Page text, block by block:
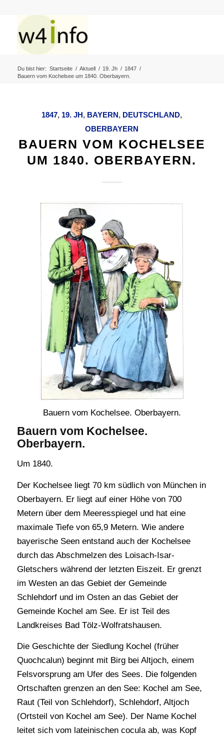
Du bist hier: Startseite / Aktuell / 19. Jh / 1847 /
Bauern vom Kochelsee um 1840. Oberbayern.
1847, 19. JH, BAYERN, DEUTSCHLAND,
OBERBAYERN
BAUERN VOM KOCHELSEE
UM 1840. OBERBAYERN.
Bauern vom Kochelsee. Oberbayern.
Bauern vom Kochelsee.
Oberbayern.
Um 1840.
Der Kochelsee liegt 70 km südlich von München in
Oberbayern. Er liegt auf einer Höhe von 700
Metern über dem Meeresspiegel und hat eine
maximale Tiefe von 65,9 Metern. Wie andere
bayerische Seen entstand auch der Kochelsee
durch das Abschmelzen des Loisach-Isar-
Gletschers während der letzten Eiszeit. Er grenzt
im Westen an das Gebiet der Gemeinde
Schlehdorf und im Osten an das Gebiet der
Gemeinde Kochel am See. Er ist Teil des
Landkreises Bad Tölz-Wolfratshausen.
Die Geschichte der Siedlung Kochel (früher
Quochcalun) beginnt mit Birg bei Altjoch, einem
Felsvorsprung am Ufer des Sees. Die folgenden
Ortschaften grenzen an den See: Kochel am See,
Raut (Teil von Schlehdorf), Schlehdorf, Altjoch
(Ortsteil von Kochel am See). Der Name Kochel
leitet sich vom lateinischen cocula ab, was Kopf